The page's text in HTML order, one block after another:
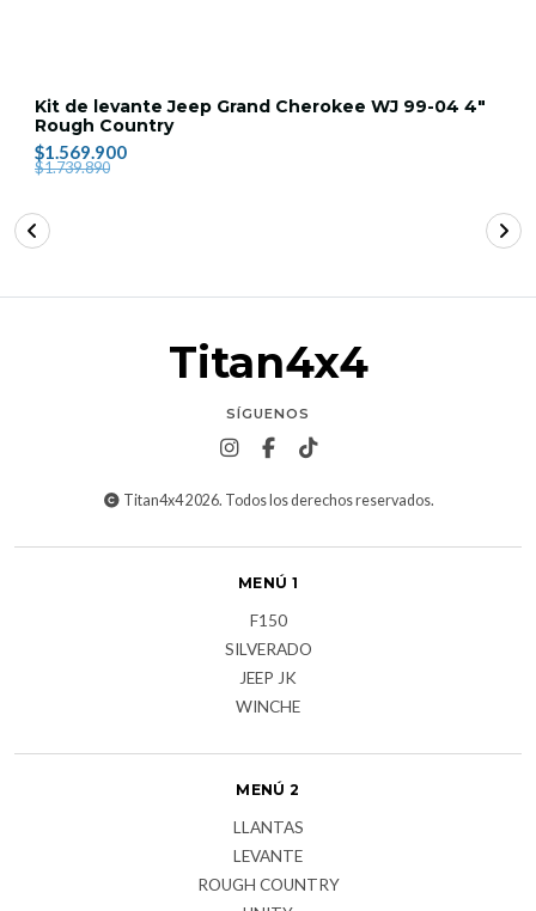
Kit de levante Jeep Grand Cherokee WJ 99-04 4"
Rough Country
$1.569.900
$1.739.890
Titan4x4
SÍGUENOS
Titan4x4 2026. Todos los derechos reservados.
MENÚ 1
F150
SILVERADO
JEEP JK
WINCHE
MENÚ 2
LLANTAS
LEVANTE
ROUGH COUNTRY